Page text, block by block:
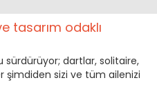
tasarım odaklı
sürdürüyor; dartlar, solitaire,
sizi ve tüm ailenizi